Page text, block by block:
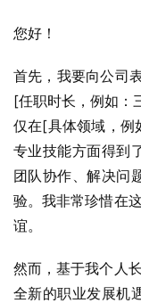
您好！
首先，我要向公司
[任职时长，例如：
仅在[具体领域，例
专业技能方面得到
团队协作、解决问
验。我非常珍惜在
谊。
然而，基于我个人
全新的职业发展机